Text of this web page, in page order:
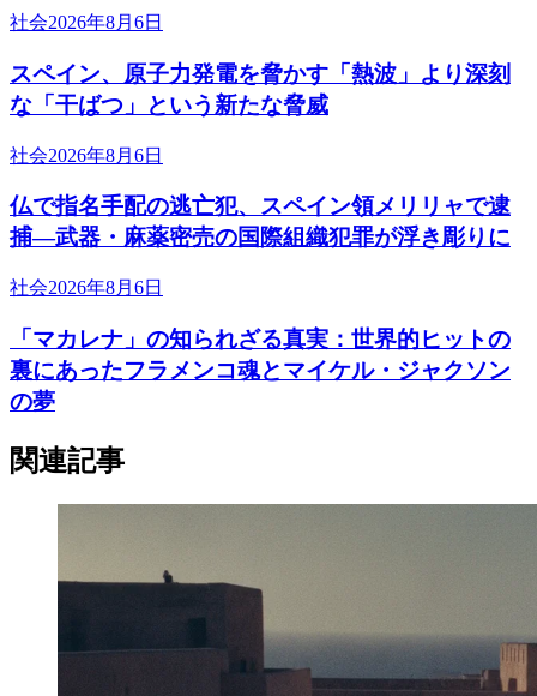
社会2026年8月6日
スペイン、原子力発電を脅かす「熱波」より深刻
な「干ばつ」という新たな脅威
社会2026年8月6日
仏で指名手配の逃亡犯、スペイン領メリリャで逮
捕―武器・麻薬密売の国際組織犯罪が浮き彫りに
社会2026年8月6日
「マカレナ」の知られざる真実：世界的ヒットの
裏にあったフラメンコ魂とマイケル・ジャクソン
の夢
関連記事